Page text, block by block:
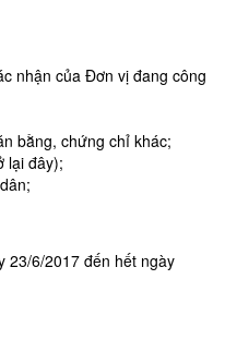
nhận của Đơn vị đang công
bằng, chứng chỉ khác;
lại đây);
23/6/2017 đến hết ngày